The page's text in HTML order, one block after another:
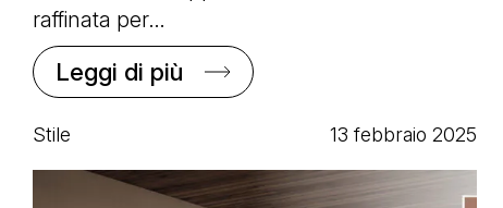
raffinata per…
Leggi di più
Stile 13 febbraio 2025